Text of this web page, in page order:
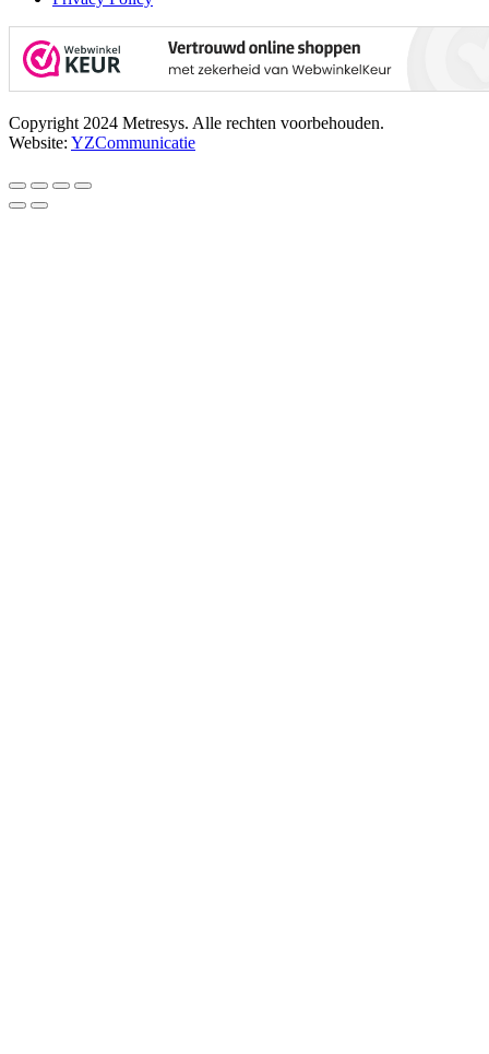
Copyright 2024 Metresys. Alle rechten voorbehouden.
Website: YZCommunicatie